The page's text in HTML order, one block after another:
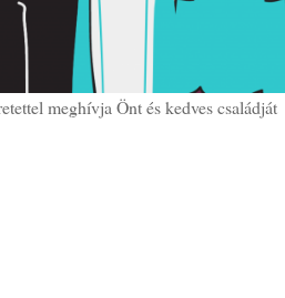
meghívja Önt és kedves családját